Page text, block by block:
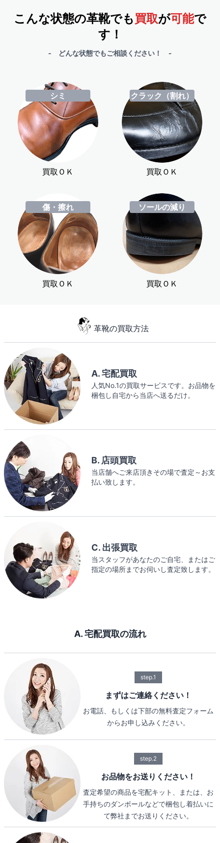
こんな状態の革靴でも買取が可能で
す！
- どんな状態でもご相談ください！ -
シミ
買取ＯＫ
クラック（割れ）
買取ＯＫ
傷・擦れ
買取ＯＫ
ソールの減り
買取ＯＫ
革靴の買取方法
A. 宅配買取
人気No.1の買取サービスです。お品物を
梱包し自宅から当店へ送るだけ。
B. 店頭買取
当店舗へご来店頂きその場で査定～お支
払い致します。
C. 出張買取
当スタッフがあなたのご自宅、またはご
指定の場所までお伺いし査定致します。
A. 宅配買取の流れ
step.1
まずはご連絡ください！
お電話、もしくは下部の無料査定フォーム
からお申し込みください。
step.2
お品物をお送りください！
査定希望の商品を宅配キット、または、お
手持ちのダンボールなどで梱包し着払いに
て弊社までお送りください。